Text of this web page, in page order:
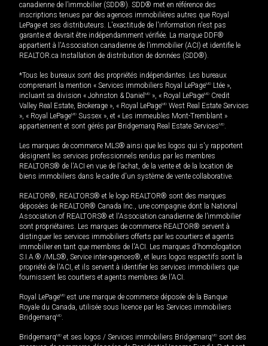
canadienne de l’immobilier (SDD®). SDD® met en référence des
inscriptions tenues par des agences immobilières autres que Royal
LePage et ses distributeurs. L'exactitude de l'information n'est pas
garantie et devrait être indépendamment vérifiée. La marque DDF®
appartient à l'Association canadienne de l’immobilier (ACI) et identifie le
REALTOR.ca Installation de distribution de données (SDD®).
*Tous les bureaux sont des propriétés indépendantes. Les bureaux
comprenant la mention « Services immobiliers Royal LePageMD Ltée »,
incluant sa division « Johnston & Daniel MD », « Royal LePageMD Credit
Valley Real Estate, Brokerage », « Royal LePageMD West Real Estate Services
», « Royal LePageMD Sussex », et « Les immeubles Mont-Tremblant »
appartiennent et sont gérés par Bridgemarq Real Estate ServicesMD.
Les marques de commerce MLS® ainsi que les logos qui s'y rapportent
désignent les services professionnels rendus par les membres
REALTORS® de l'ACI en vue de l'achat, de la vente et de la location de
biens immobiliers dans le cadre d'un système de vente collaborative.
REALTOR®, REALTORS® et le logo REALTOR® sont des marques
déposées de REALTOR® Canada Inc., une compagnie dont la National
Association of REALTORS® et l'Association canadienne de l’immobilier
sont propriétaires. Les marques de commerce REALTOR® servent à
distinguer les services immobiliers offerts par les courtiers et agents
immobilier en tant que membres de l'ACI. Les marques d'homologation
S.I.A.® /MLS®, Service inter-agences®, et leurs logos respectifs sont la
propriété de l'ACI, et ils servent à identifier les services immobiliers que
fournissent les courtiers et agents membres de l'ACI.
Royal LePageMD est une marque de commerce déposée de la Banque
Royale du Canada, utilisée sous licence par les Services immobiliers
BridgemarqMD.
BridgemarqMD et ses logos / Services immobiliers BridgemarqMD sont des